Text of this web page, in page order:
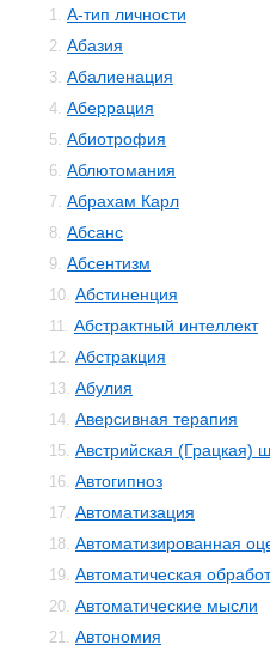
1. А-тип личности
2. Абазия
3. Абалиенация
4. Аберрация
5. Абиотрофия
6. Аблютомания
7. Абрахам Карл
8. Абсанс
9. Абсентизм
10. Абстиненция
11. Абстрактный интеллект
12. Абстракция
13. Абулия
14. Аверсивная терапия
15. Австрийская (Грацкая)
16. Автогипноз
17. Автоматизация
18. Автоматизированная
19. Автоматическая
20. Автоматические мысли
21. Автономия